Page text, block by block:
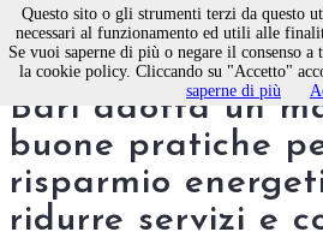
“Caro energia”:
Bari adotta un
buone pratiche
risparmio
ridurre servizi e
Questo sito o gli strumenti terzi da questo
necessari al funzionamento ed utili alle
Se vuoi saperne di più o negare il consenso
la cookie policy. Cliccando su "Accetto"
saperne di più